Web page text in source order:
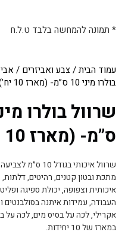
עמוד הבית/צבע ואביזרים /
בולרו מיני 10 ס”מ- (מארז 10 יח’)
ס”מ- (מארז 10 יח’)
שרוול איכותי
מתכת ובטון קטנים, רהיטים,
איכותית וצפופה, יכולת ספיגה
העבודה, עמידות איתנה בסולבנטים
אקרילי, לכה על בסיס מים, לכה על
במארז של 10 יחידות.
* תמונה להמחשה בלבד ט.ל.ח